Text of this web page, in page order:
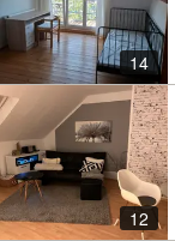
14
12